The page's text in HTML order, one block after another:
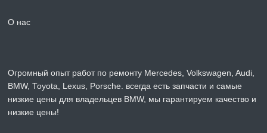
О нас
Огромный опыт работ по ремонту Mercedes, Volkswagen, Audi,
BMW, Toyota, Lexus, Porsche. всегда есть запчасти и самые
низкие цены для владельцев BMW, мы гарантируем качество и
низкие цены!